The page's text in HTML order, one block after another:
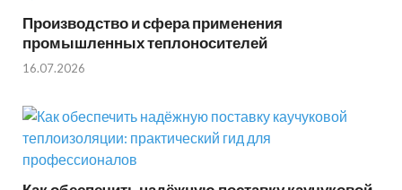
Производство и сфера применения
промышленных теплоносителей
16.07.2026